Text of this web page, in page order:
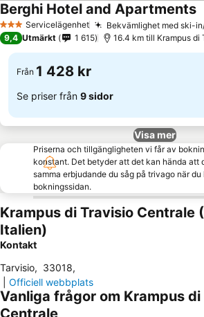
3 StjärnorServicelägenhet Bekvämlighet med ski-
Berghi Hotel and Apartments
9,4 Utmärkt 1 615 16.4 km till Krampus di
Från 1 428 kr
Se priser från 9 sidor
Visa mer
Priserna och tillgängligheten vi får av
konstant. Det betyder att det kan hända att
samma erbjudande du såg på trivago när du
bokningssidan.
Krampus di Travisio Centrale
Italien)
Kontakt
Tarvisio, 33018,
Officiell webbplats
Vanliga frågor om Krampus
Centrale